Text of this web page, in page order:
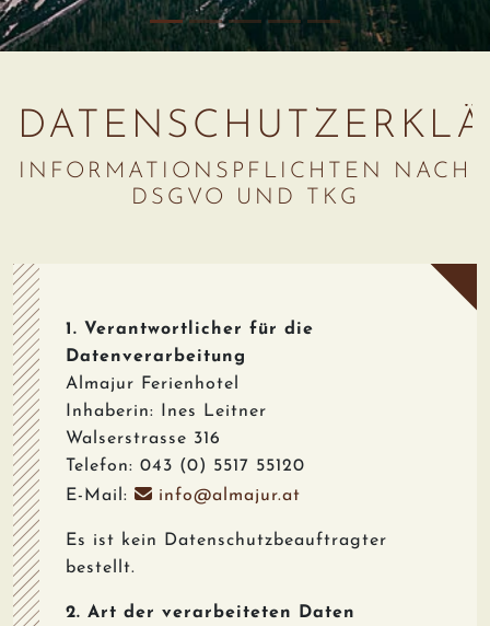
INFORMATIONSPFLICHTEN NACH
DSGVO UND TKG
1. Verantwortlicher für die
Datenverarbeitung
Almajur Ferienhotel
Inhaberin: Ines Leitner
Walserstrasse 316
Telefon: 043 (0) 5517 55120
E-Mail:
info@almajur.at
Es ist kein Datenschutzbeauftragter
bestellt.
2. Art der verarbeiteten Daten